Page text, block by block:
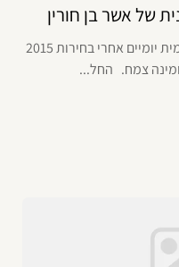
של אשר בן חורין
המונית של אשר בן חורין אוספת את עמית יומיים אחרי בחירות 2015
צמח. החל...